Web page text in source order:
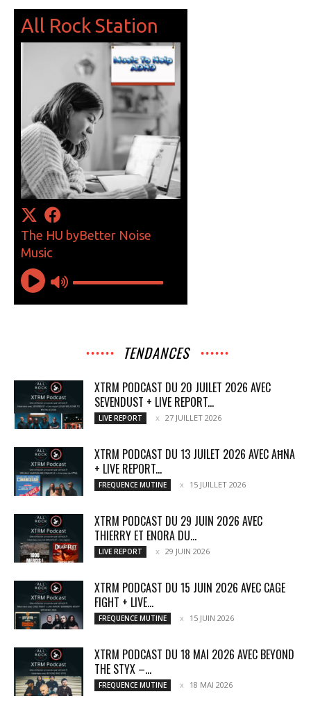
TENDANCES
XTRM PODCAST DU 20 JUILET 2026 AVEC
SEVENDUST + LIVE REPORT...
LIVE REPORT 27 JUILLET 2026
XTRM PODCAST DU 13 JUILET 2026 AVEC AĦNA
+ LIVE REPORT...
FREQUENCE MUTINE 15 JUILLET 2026
XTRM PODCAST DU 29 JUIN 2026 AVEC
THIERRY ET ENORA DU...
LIVE REPORT 29 JUIN 2026
XTRM PODCAST DU 15 JUIN 2026 AVEC CAGE
FIGHT + LIVE...
FREQUENCE MUTINE 15 JUIN 2026
XTRM PODCAST DU 18 MAI 2026 AVEC BEYOND
THE STYX –...
FREQUENCE MUTINE 18 MAI 2026